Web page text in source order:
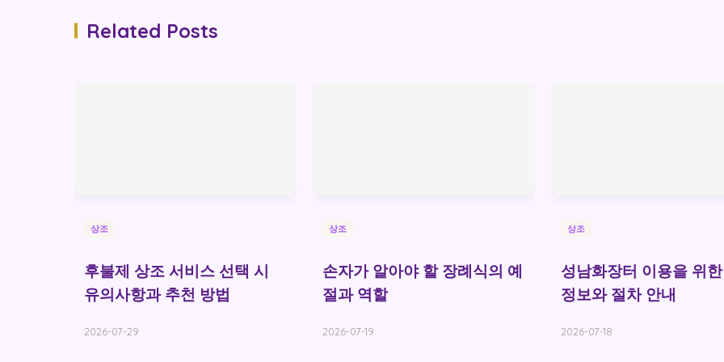
Related Posts
상조
후불제 상조 서비스 선택 시
유의사항과 추천 방법
2026-07-29
상조
손자가 알아야 할 장례식의 예
절과 역할
2026-07-19
상조
성남화장터 이용을 위
정보와 절차 안내
2026-07-18